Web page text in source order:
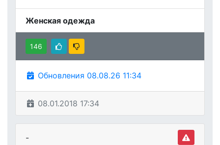
Женская одежда
146
Обновления 08.08.26 11:34
08.01.2018 17:34
-